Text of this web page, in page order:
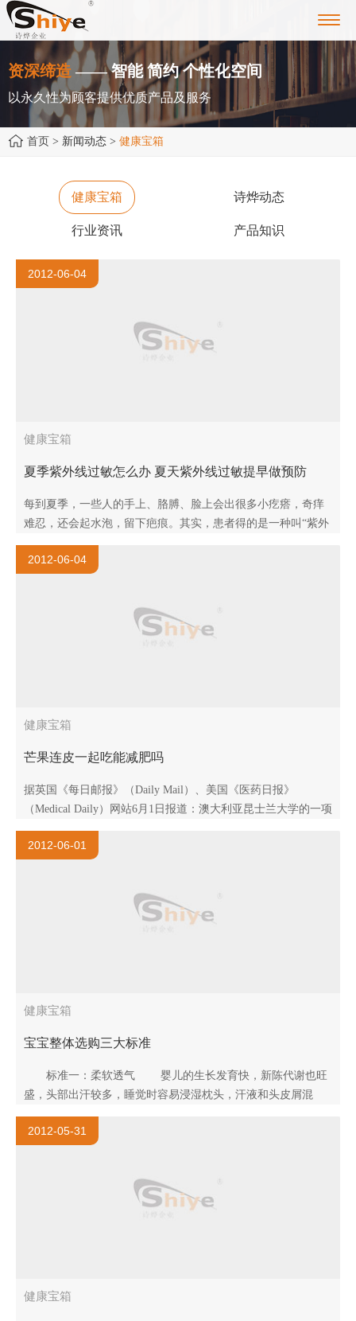
资深缔造 —— 智能 简约 个性化空间
以永久性为顾客提供优质产品及服务
首页 > 新闻动态 > 健康宝箱
健康宝箱 诗烨动态
行业资讯 产品知识
2012-06-04
健康宝箱
夏季紫外线过敏怎么办 夏天紫外线过敏提早做预防
每到夏季，一些人的手上、胳膊、脸上会出很多小疙瘩，奇痒
难忍，还会起水泡，留下疤痕。其实，患者得的是一种叫“紫外
线过敏”的症状（中医学根据日晒后皮肤成疱的特点，称之为..
2012-06-04
健康宝箱
芒果连皮一起吃能减肥吗
据英国《每日邮报》（Daily Mail）、美国《医药日报》
（Medical Daily）网站6月1日报道：澳大利亚昆士兰大学的一项
最新研究指出，吃芒果有助降低体重和保持苗条，但要达到这
个效果，你必须连同..
2012-06-01
健康宝箱
宝宝整体选购三大标准
标准一：柔软透气 婴儿的生长发育快，新陈代谢也旺
盛，头部出汗较多，睡觉时容易浸湿枕头，汗液和头皮屑混
合，易使致病微生物贴附在枕头上。加上婴儿经常流口水，清
理不及时，长此以往..
2012-05-31
健康宝箱